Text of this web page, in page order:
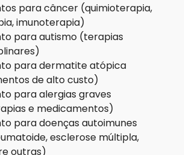
para câncer (quimioterapia,
imunoterapia)
para autismo (terapias
para dermatite atópica
de alto custo)
para alergias graves
e medicamentos)
para doenças autoimunes
esclerose múltipla,
outras)